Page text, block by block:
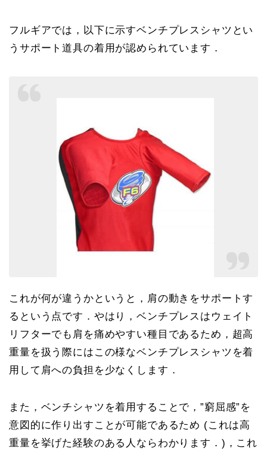
フルギアでは，以下に示すベンチプレスシャツとい
うサポート道具の着用が認められています．
これが何が違うかというと，肩の動きをサポートす
るという点です．やはり，ベンチプレスはウェイト
リフターでも肩を痛めやすい種目であるため，超高
重量を扱う際にはこの様なベンチプレスシャツを着
用して肩への負担を少なくします．
また，ベンチシャツを着用することで，”窮屈感”を
意図的に作り出すことが可能であるため (これは高
重量を挙げた経験のある人ならわかります．)，これ